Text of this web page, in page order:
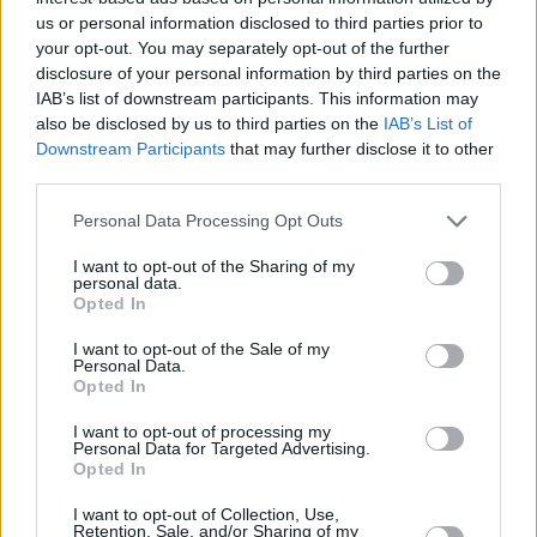
us or personal information disclosed to third parties prior to
your opt-out. You may separately opt-out of the further
disclosure of your personal information by third parties on the
IAB’s list of downstream participants. This information may
also be disclosed by us to third parties on the IAB’s List of
Downstream Participants that may further disclose it to other
Personal Data Processing Opt Outs
I want to opt-out of the Sharing of my
personal data.
Opted In
I want to opt-out of the Sale of my
Personal Data.
Opted In
I want to opt-out of processing my
Personal Data for Targeted Advertising.
Opted In
I want to opt-out of Collection, Use,
Retention, Sale, and/or Sharing of my
παρεμβάσεις στον χώρο του πολιτισμού. Πολύ σημαντική
και ιδιαίτερα τιμητική είναι η είδηση ότι στα Μάλια της
Κρήτης, το Μινωικό Ανακτορικό Κέντρο φέρει πλέον και
επίσημα τη σφραγίδα της UNESCO ως Μνημείο
Παγκόσμιας Κληρονομιάς, επιβεβαιώνοντας τη μοναδική
θέση του μινωικού πολιτισμού στην παγκόσμια
μόνο συμβολική αξία. Η σφραγίδα της UNESCO είναι μια
όμως είναι να διατηρούμε αυτούς τους χώρους
ζωντανούς και λειτουργικούς. Γι’ αυτό υλοποιούμε έργα
ύψους 3,5 εκ. ευρώ που προστατεύουν και αναβαθμίζουν
τον αρχαιολογικό χώρο, θωρακίζοντάς τον απέναντι στις
επιπτώσεις της κλιματικής κρίσης. Το ίδιο κάνουμε και